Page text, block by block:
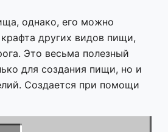
однако, его можно
других видов пищи,
Это весьма полезный
для создания пищи, но и
Создается при помощи